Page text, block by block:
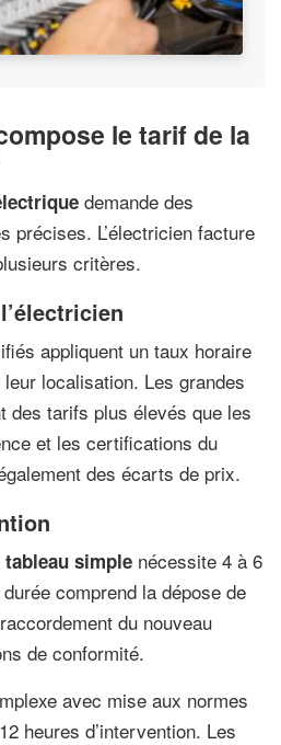
le tarif de la
demande des
précises. L’électricien facture
critères.
appliquent un taux horaire
localisation. Les grandes
des tarifs plus élevés que les
et les certifications du
des écarts de prix.
tableau simple nécessite 4 à 6
comprend la dépose de
du nouveau
de conformité.
avec mise aux normes
heures d’intervention. Les